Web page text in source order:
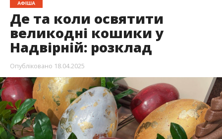
АФІША
Де та коли освятити
великодні кошики у
Надвірній: розклад
Опубліковано 18.04.2025